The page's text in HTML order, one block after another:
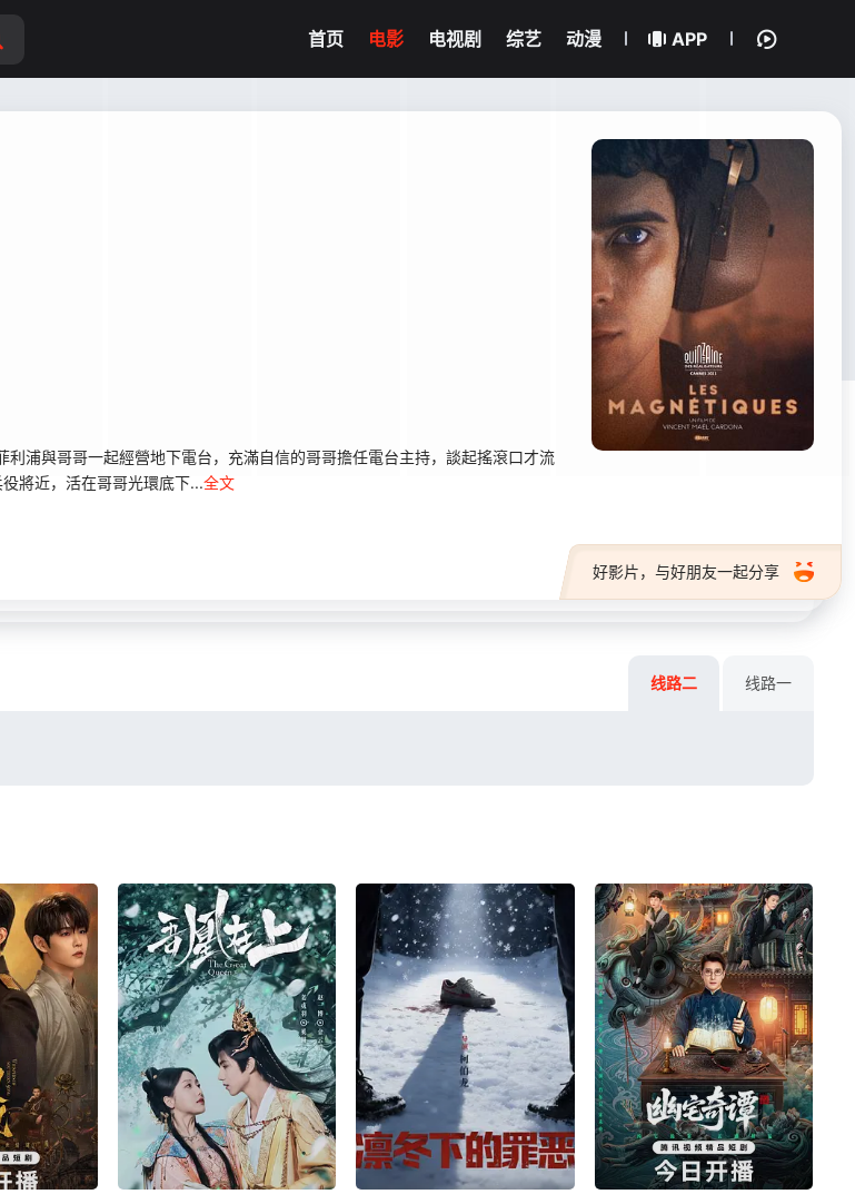
首页 电影 电视剧 综艺 动漫 APP
與哥哥一起經營地下電台，充滿自信的哥哥擔任電台主持，談起搖滾口才流
將近，活在哥哥光環底下...全文
好影片，与好朋友一起分享
线路二 线路一